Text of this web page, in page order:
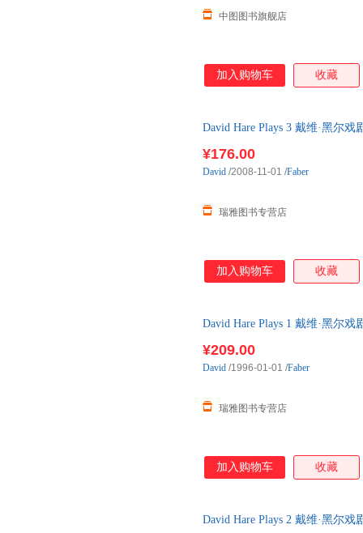
中图图书旗舰店
加入购物车 收藏
David Hare Plays 3 戴维·黑尔
¥176.00
瑞雅图书专营店
David /2008-11-01 /Faber
加入购物车 收藏
David Hare Plays 1 戴维·黑尔
¥209.00
瑞雅图书专营店
David /1996-01-01 /Faber
加入购物车 收藏
David Hare Plays 2 戴维·黑尔